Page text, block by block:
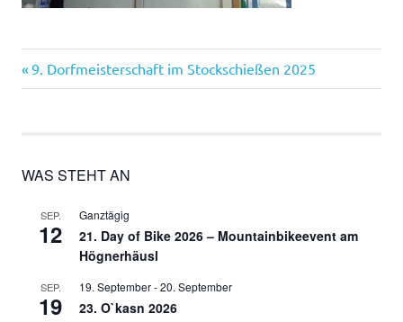
Beitragsnavigation
Vorheriger
Beitrag:
9. Dorfmeisterschaft im Stockschießen 2025
WAS STEHT AN
SEP.
12
Ganztägig
21. Day of Bike 2026 – Mountainbikeevent am
Högnerhäusl
SEP.
19
19. September-20. September
23. O`kasn 2026